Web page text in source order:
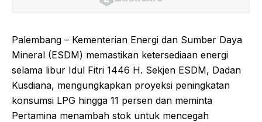
Palembang – Kementerian Energi dan Sumber Daya
Mineral (ESDM) memastikan ketersediaan energi
selama libur Idul Fitri 1446 H. Sekjen ESDM, Dadan
Kusdiana, mengungkapkan proyeksi peningkatan
konsumsi LPG hingga 11 persen dan meminta
Pertamina menambah stok untuk mencegah